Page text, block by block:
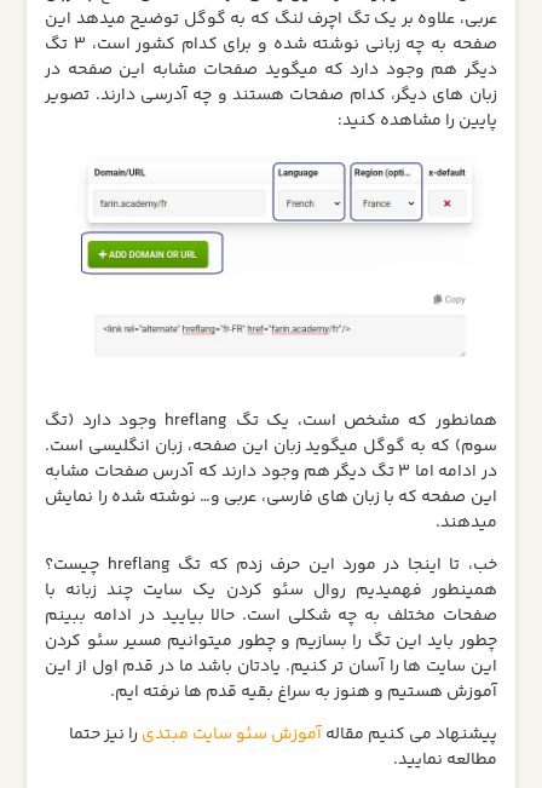
عربی، علاوه بر یک تگ اچرف لنگ که به گوگل توضیح میدهد این
صفحه به چه زبانی نوشته شده و برای کدام کشور است، 3 تگ
دیگر هم وجود دارد که میگوید صفحات مشابه این صفحه در
زبان های دیگر، کدام صفحات هستند و چه آدرسی دارند. تصویر
پایین را مشاهده کنید:
همانطور که مشخص است، یک تگ hreflang وجود دارد (تگ
سوم) که به گوگل میگوید زبان این صفحه، زبان انگلیسی است.
در ادامه اما 3 تگ دیگر هم وجود دارند که آدرس صفحات مشابه
این صفحه که با زبان های فارسی، عربی و… نوشته شده را نمایش
میدهند.
خب، تا اینجا در مورد این حرف زدم که تگ hreflang چیست؟
همینطور فهمیدیم روال سئو کردن یک سایت چند زبانه با
صفحات مختلف به چه شکلی است. حالا بیایید در ادامه ببینم
چطور باید این تگ را بسازیم و چطور میتوانیم مسیر سئو کردن
این سایت ها را آسان تر کنیم. یادتان باشد ما در قدم اول از این
آموزش هستیم و هنوز به سراغ بقیه قدم ها نرفته ایم.
پیشنهاد می کنیم مقالهآموزش سئو سایت مبتدی را نیز حتما
مطالعه نمایید.